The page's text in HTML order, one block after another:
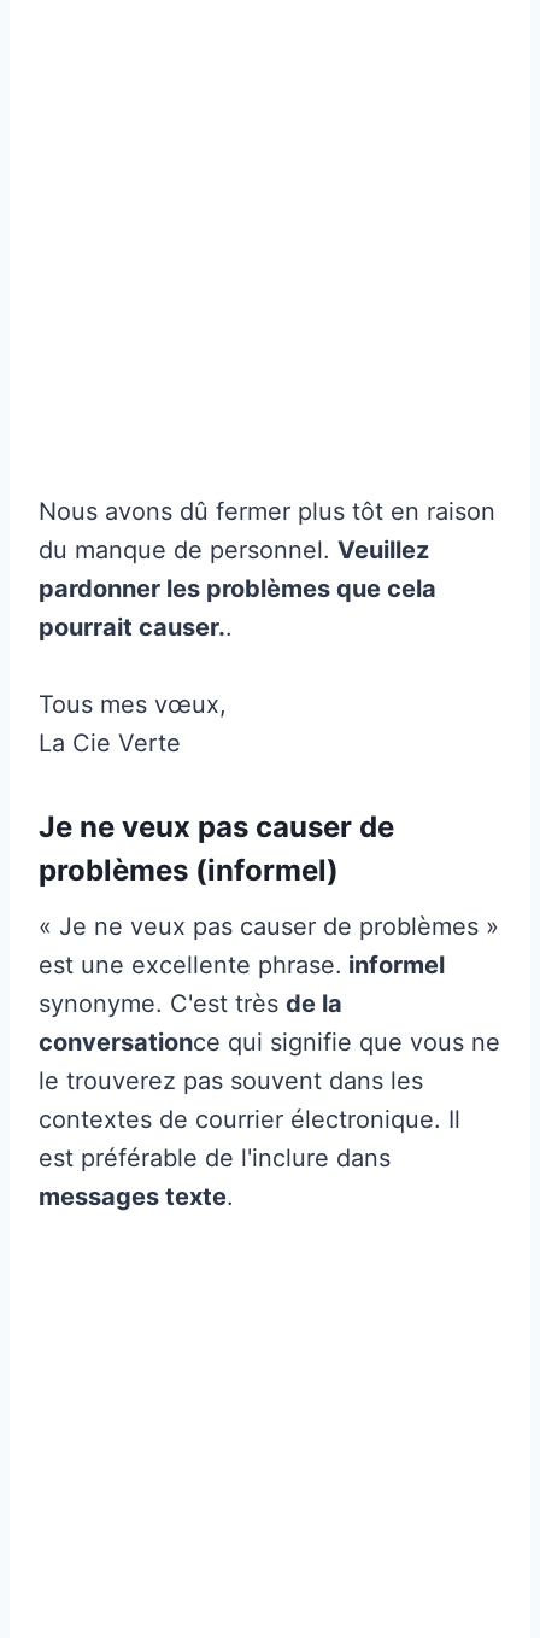
Nous avons dû fermer plus tôt en raison
du manque de personnel. Veuillez
pardonner les problèmes que cela
pourrait causer..
Tous mes vœux,
La Cie Verte
Je ne veux pas causer de
problèmes (informel)
« Je ne veux pas causer de problèmes »
est une excellente phrase. informel
synonyme. C'est très de la
conversationce qui signifie que vous ne
le trouverez pas souvent dans les
contextes de courrier électronique. Il
est préférable de l'inclure dans
messages texte.